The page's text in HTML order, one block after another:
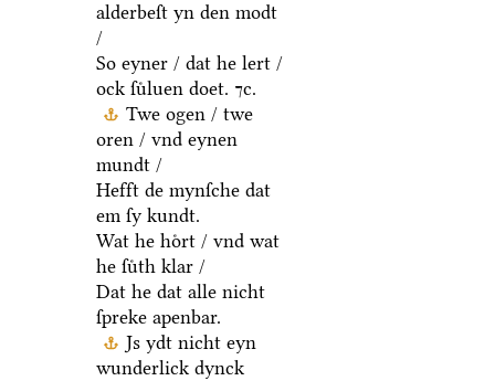
alderbeſt yn den modt
/
So eyner / dat he lert /
ock ſuͤluen doet. ⁊c.
Twe ogen / twe
oren / vnd eynen
mundt /
Hefft de mynſche dat
em ſy kundt.
Wat he hoͤrt / vnd wat
he ſuͤth klar /
Dat he dat alle nicht
ſpreke apenbar.
Js ydt nicht eyn
wunderlick dynck